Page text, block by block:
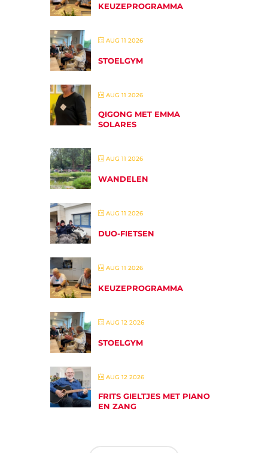
KEUZEPROGRAMMA
AUG 11 2026
STOELGYM
AUG 11 2026
QIGONG MET EMMA
SOLARES
AUG 11 2026
WANDELEN
AUG 11 2026
DUO-FIETSEN
AUG 11 2026
KEUZEPROGRAMMA
AUG 12 2026
STOELGYM
AUG 12 2026
FRITS GIELTJES MET PIANO
EN ZANG